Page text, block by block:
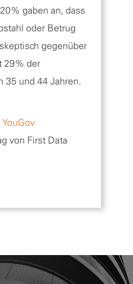
gaben an, dass
oder Betrug
gegenüber
29% der
35 und 44 Jahren.
YouGov
von First Data